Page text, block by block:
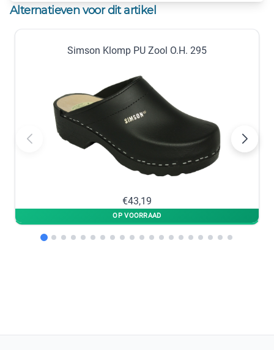
42
+
43
−
op voorraad
−
op voorraad
+
47
−
Alternatieven voor dit artikel
Simson Klomp PU Zool O.H. 295
€43,19